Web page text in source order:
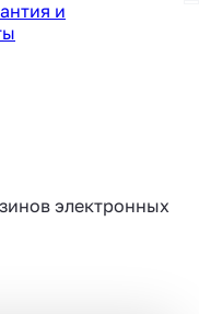
и
электронных